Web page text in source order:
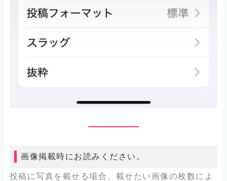
画像掲載時にお読みください。
投稿に写真を載せる場合、載せたい画像の枚数によ